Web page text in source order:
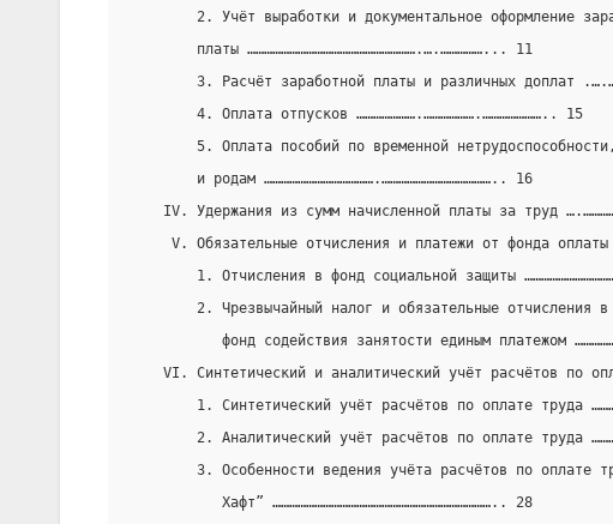
2. Учёт выработки и документальное оформление
        платы …………………………………………………….….……………... 11
3. Расчёт заработной платы и различных доплат
        4. Оплата отпусков ………………….……………….………………….. 15
5. Оплата пособий по временной
        и родам ………………………………….………………………………….. 16
IV. Удержания из сумм начисленной платы за труд
V. Обязательные отчисления и платежи от фонда оплаты
1. Отчисления в фонд социальной защиты
2. Чрезвычайный налог и обязательные отчисления
фонд содействия занятости единым платежом
VI. Синтетический и аналитический учёт расчётов по
1. Синтетический учёт расчётов по оплате труда
2. Аналитический учёт расчётов по оплате труда
3. Особенности ведения учёта расчётов по оплате
           Хафт” …………………………………………………………………….. 28